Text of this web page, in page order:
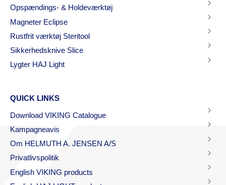
Opspændings- & Holdeværktøj
Magneter Eclipse
Rustfrit værktøj Steritool
Sikkerhedsknive Slice
Lygter HAJ Light
QUICK LINKS
Download VIKING Catalogue
Kampagneavis
Om HELMUTH A. JENSEN A/S
Privatlivspolitik
English VIKING products